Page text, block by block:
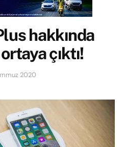
hakkında
çıktı!
2020